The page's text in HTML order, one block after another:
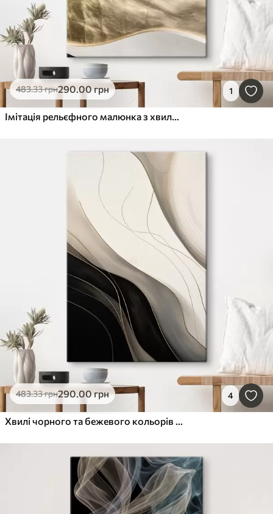
483.33грн290.00грн 1
Імітація рельєфного малюнка з хвилястими лініями
483.33грн290.00грн 4
Хвилі чорного та бежевого кольорів з тонкими охристими лініями